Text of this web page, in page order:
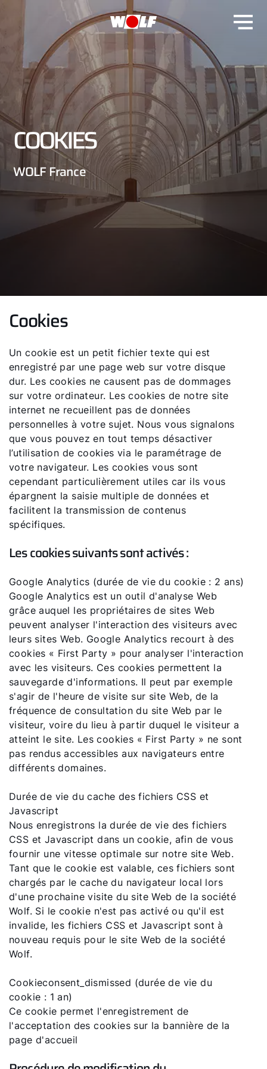
COOKIES
WOLF France
Cookies
Un cookie est un petit fichier texte qui est
enregistré par une page web sur votre disque
dur. Les cookies ne causent pas de dommages
sur votre ordinateur. Les cookies de notre site
internet ne recueillent pas de données
personnelles à votre sujet. Nous vous signalons
que vous pouvez en tout temps désactiver
l’utilisation de cookies via le paramétrage de
votre navigateur. Les cookies vous sont
cependant particulièrement utiles car ils vous
épargnent la saisie multiple de données et
facilitent la transmission de contenus
spécifiques.
Les cookies suivants sont activés :
Google Analytics (durée de vie du cookie : 2 ans)
Google Analytics est un outil d'analyse Web
grâce auquel les propriétaires de sites Web
peuvent analyser l'interaction des visiteurs avec
leurs sites Web. Google Analytics recourt à des
cookies « First Party » pour analyser l'interaction
avec les visiteurs. Ces cookies permettent la
sauvegarde d'informations. Il peut par exemple
s'agir de l'heure de visite sur site Web, de la
fréquence de consultation du site Web par le
visiteur, voire du lieu à partir duquel le visiteur a
atteint le site. Les cookies « First Party » ne sont
pas rendus accessibles aux navigateurs entre
différents domaines.
Durée de vie du cache des fichiers CSS et
Javascript
Nous enregistrons la durée de vie des fichiers
CSS et Javascript dans un cookie, afin de vous
fournir une vitesse optimale sur notre site Web.
Tant que le cookie est valable, ces fichiers sont
chargés par le cache du navigateur local lors
d'une prochaine visite du site Web de la société
Wolf. Si le cookie n'est pas activé ou qu'il est
invalide, les fichiers CSS et Javascript sont à
nouveau requis pour le site Web de la société
Wolf.
Cookieconsent_dismissed (durée de vie du
cookie : 1 an)
Ce cookie permet l'enregistrement de
l'acceptation des cookies sur la bannière de la
page d'accueil
Bonjour !
Comment pouvons-nous vous aider ?
Pompe a chaleur FHA
Liens rapides
Trouver un chauffagiste
Enregistrement garantie
Formulaire de contact